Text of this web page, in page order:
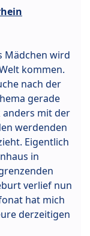
Mädchen wird
kommen.
nach der
gerade
anders mit der
werdenden
Eigentlich
in
verlief nun
hat mich
derzeitigen